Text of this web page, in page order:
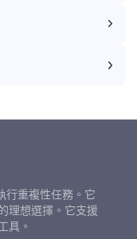
行重複性任務。它
理想選擇。它支援
具。